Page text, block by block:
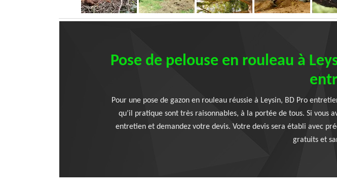
Pose de pelouse en rouleau à
Pour une pose de gazon en rouleau réussie à Leysin, BD Pro
qu’il pratique sont très raisonnables, à la portée de tous. Si vous
entretien et demandez votre devis. Votre devis sera établi avec
gratuits et